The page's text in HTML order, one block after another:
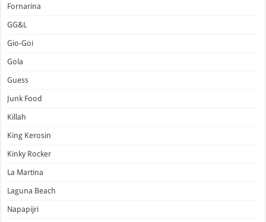
Fornarina
GG&L
Gio-Goi
Gola
Guess
Junk Food
Killah
King Kerosin
Kinky Rocker
La Martina
Laguna Beach
Napapijri